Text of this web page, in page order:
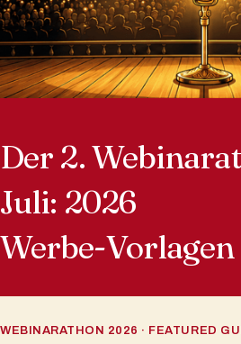
Der 2.
Juli: 2026
Werbe-Vorlagen
WEBINARATHON 2026 · FEATURED